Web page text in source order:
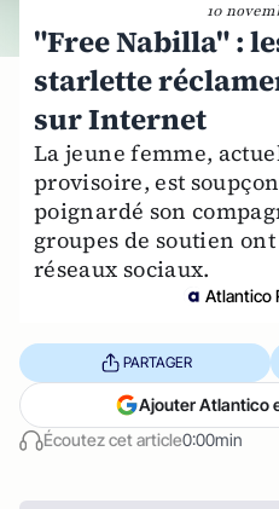
10
"Free Nabilla" :
starlette
sur Internet
La jeune femme,
provisoire, est
poignardé son
groupes de soutien
réseaux sociaux.
Atlantico
Écoutez cet article0:00min
PARTAGER
Ajouter Atlantico